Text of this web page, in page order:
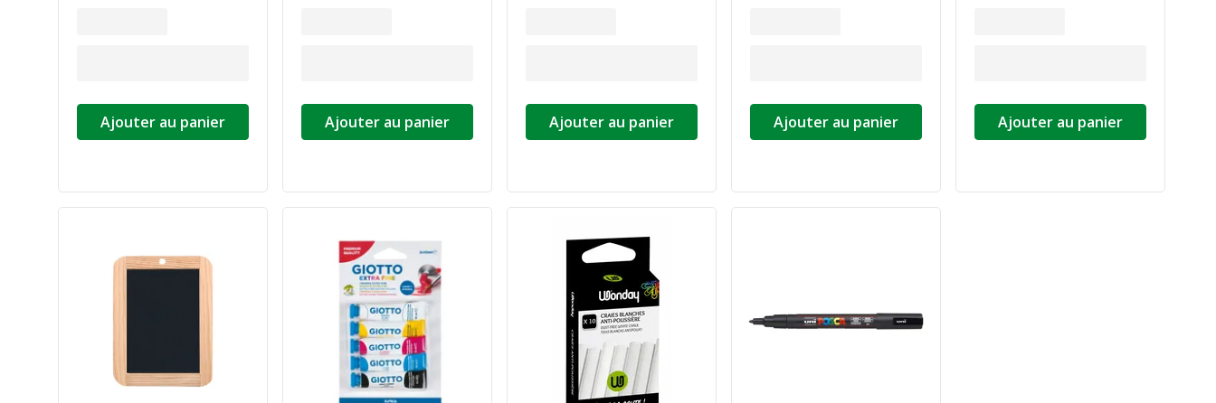
Ajouter au panier Ajouter au panier Ajouter au panier Ajouter au panier Ajouter au panier